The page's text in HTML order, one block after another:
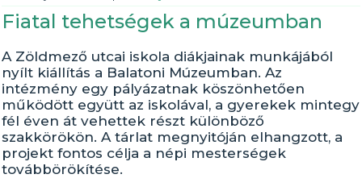
Fiatal tehetségek a múzeumban
A Zöldmező utcai iskola diákjainak munkájából
nyílt kiállítás a Balatoni Múzeumban. Az
intézmény egy pályázatnak köszönhetően
működött együtt az iskolával, a gyerekek mintegy
fél éven át vehettek részt különböző
szakkörökön. A tárlat megnyitóján elhangzott, a
projekt fontos célja a népi mesterségek
továbbörökítése.